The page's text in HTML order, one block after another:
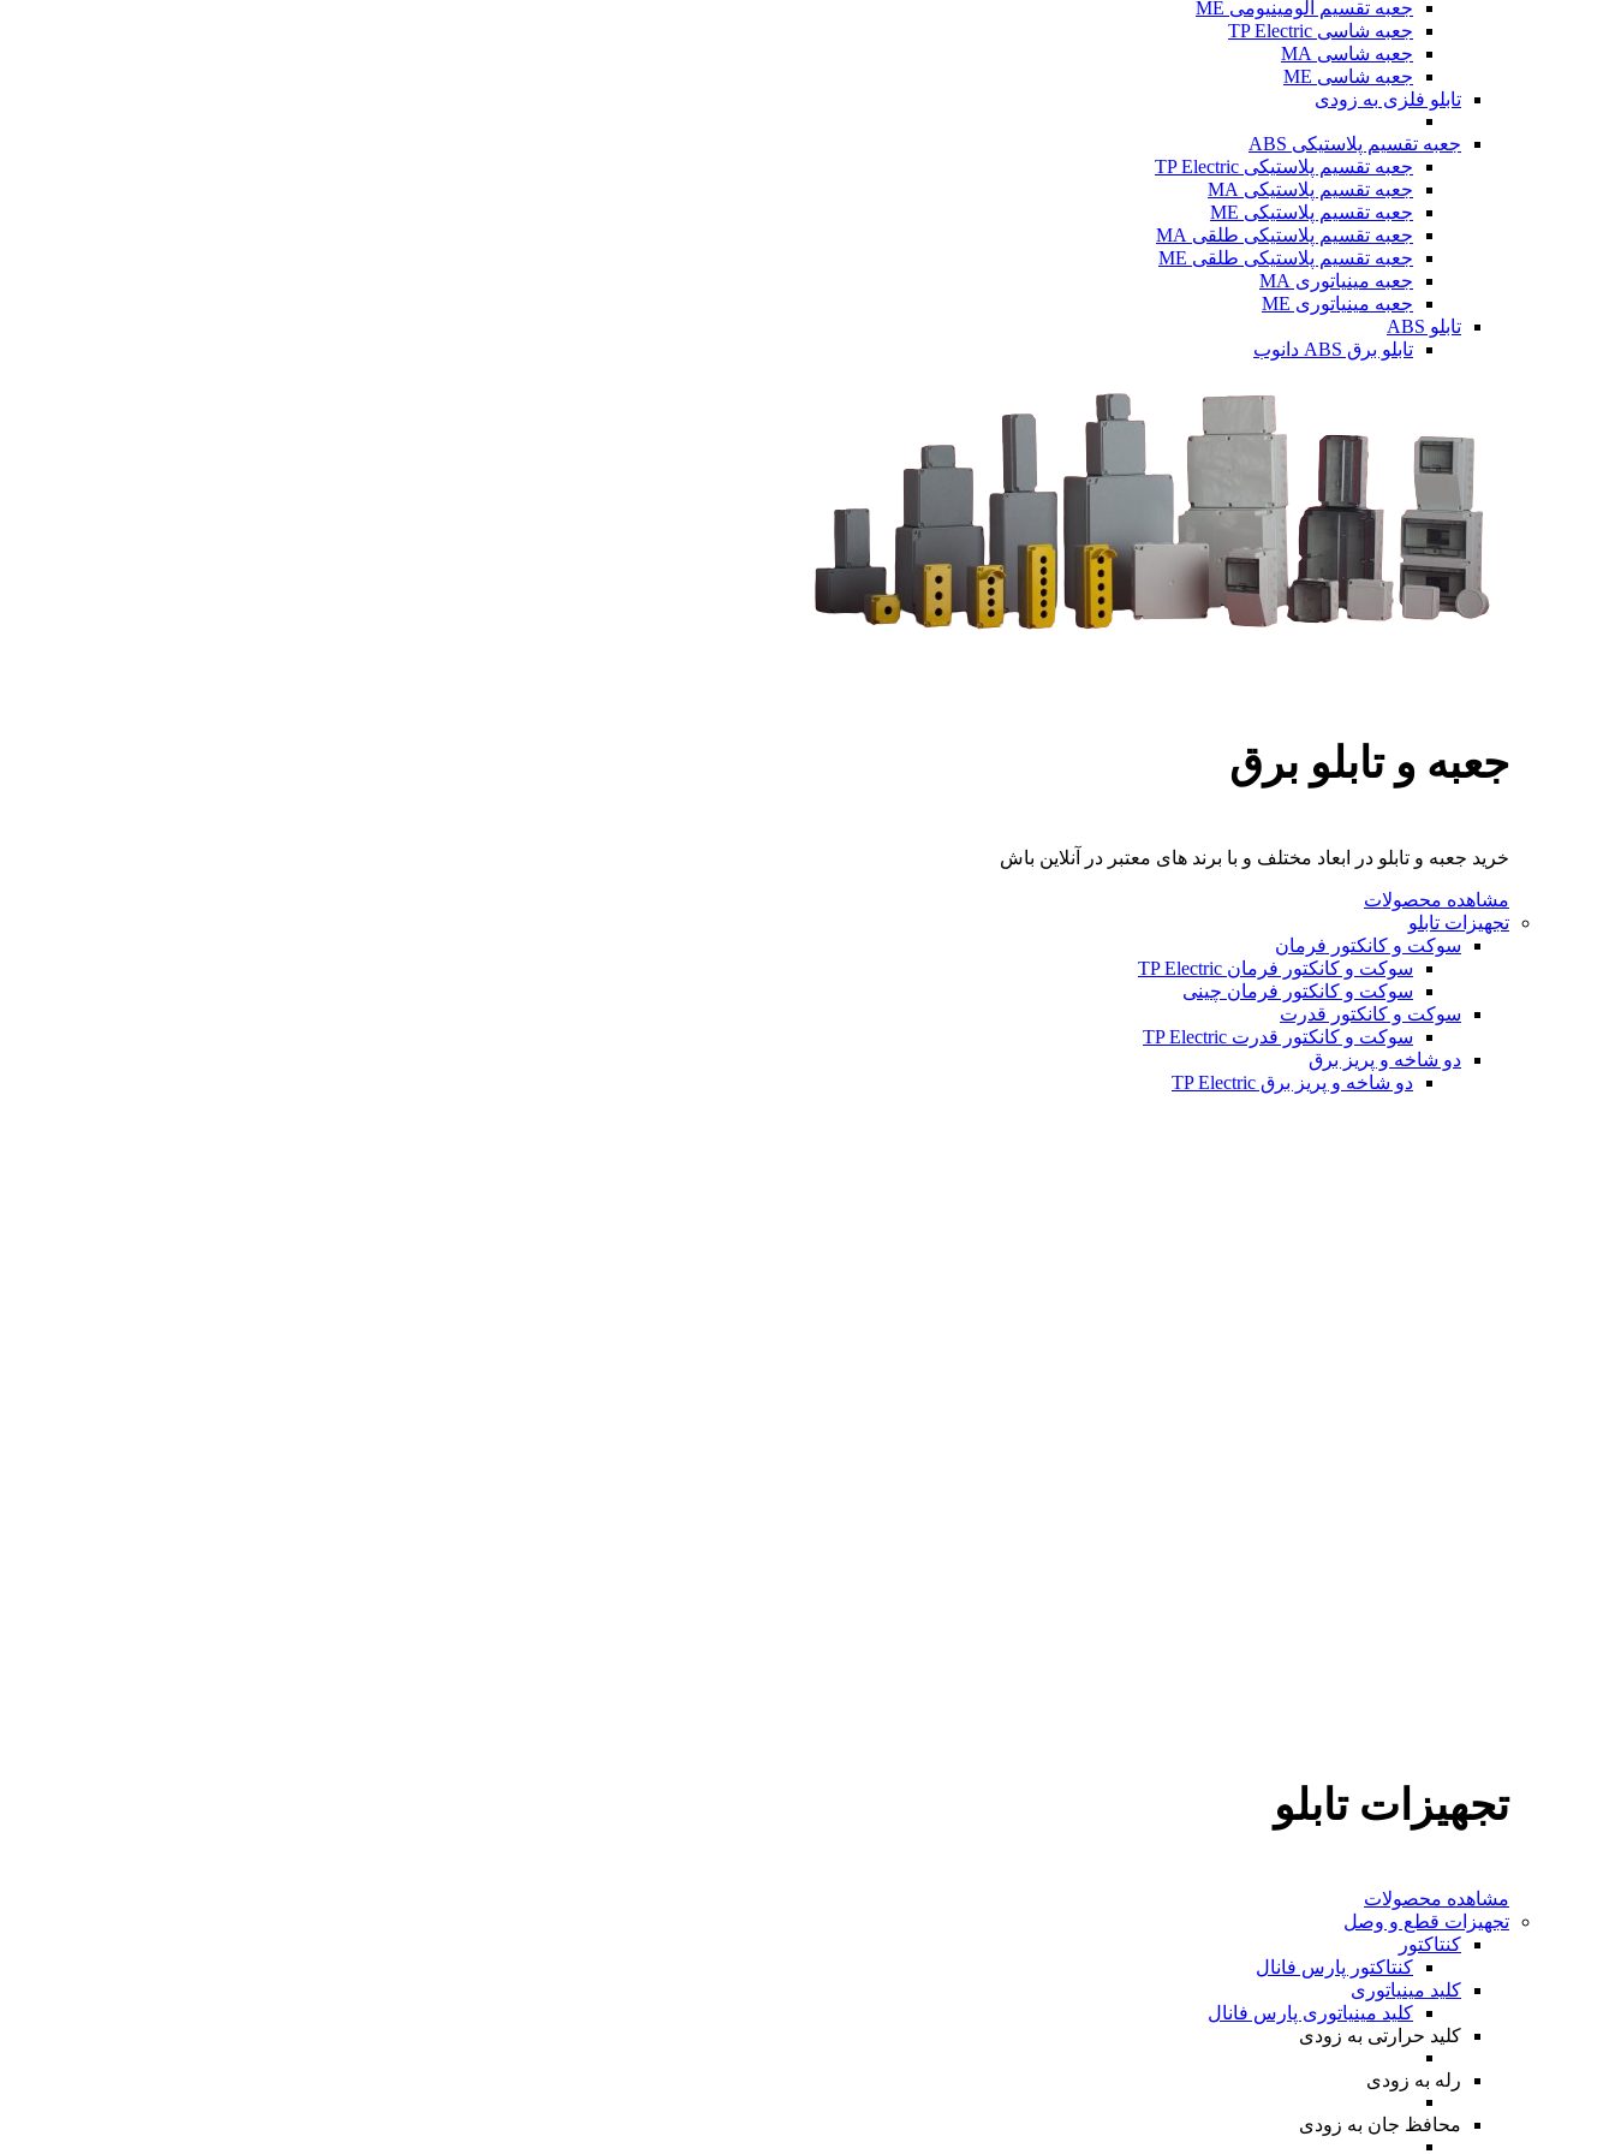
جعبه تقسیم آلومینیومی ME
جعبه شاسی TP Electric
جعبه شاسی MA
جعبه شاسی ME
تابلو فلزی به زودی
جعبه تقسیم پلاستیکی ABS
جعبه تقسیم پلاستیکی TP Electric
جعبه تقسیم پلاستیکی MA
جعبه تقسیم پلاستیکی ME
جعبه تقسیم پلاستیکی طلقی MA
جعبه تقسیم پلاستیکی طلقی ME
جعبه مینیاتوری MA
جعبه مینیاتوری ME
تابلو ABS
تابلو برق ABS دانوب
جعبه و تابلو برق
خرید جعبه و تابلو در ابعاد مختلف و با برند های معتبر در آنلاین باش
مشاهده محصولات
تجهیزات تابلو
سوکت و کانکتور فرمان
سوکت و کانکتور فرمان TP Electric
سوکت و کانکتور فرمان چینی
سوکت و کانکتور قدرت
سوکت و کانکتور قدرت TP Electric
دو شاخه و پریز برق
دو شاخه و پریز برق TP Electric
تجهیزات تابلو
مشاهده محصولات
تجهیزات قطع و وصل
کنتاکتور
کنتاکتور پارس فانال
کلید مینیاتوری
کلید مینیاتوری پارس فانال
کلید حرارتی به زودی
رله به زودی
محافظ جان به زودی